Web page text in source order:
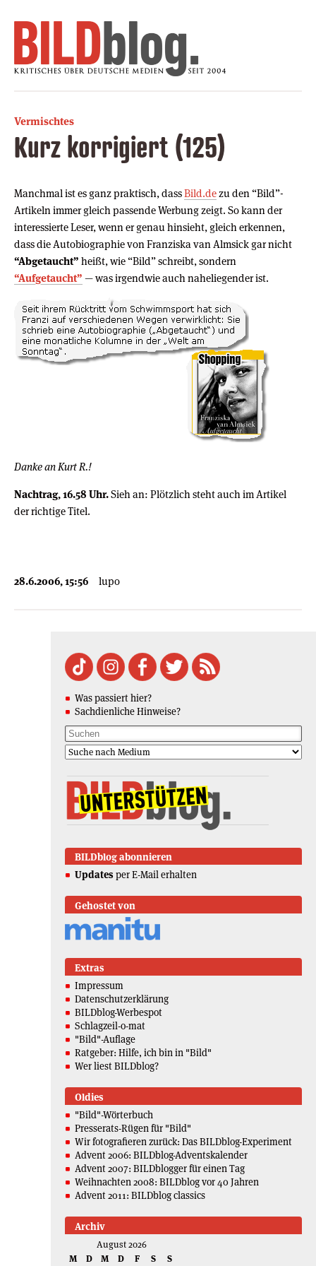
Vermischtes
Kurz korrigiert (125)
Manchmal ist es ganz praktisch, dassBild.de zu den “Bild”-
Artikeln immer gleich passende Werbung zeigt. So kann der
interessierte Leser, wenn er genau hinsieht, gleich erkennen,
dass die Autobiographie von Franziska van Almsick gar nicht
“Abgetaucht” heißt, wie “Bild” schreibt, sondern
“Aufgetaucht” — was irgendwie auch naheliegender ist.
Danke an Kurt R.!
Nachtrag, 16.58 Uhr.Sieh an: Plötzlich steht auch im Artikel
der richtige Titel.
28.6.2006, 15:56 lupo
Was passiert hier?
Sachdienliche Hinweise?
BILDblog abonnieren
Updates per E-Mail erhalten
Gehostet von
Extras
Impressum
Datenschutzerklärung
BILDblog-Werbespot
Schlagzeil-o-mat
"Bild"-Auflage
Ratgeber: Hilfe, ich bin in "Bild"
Wer liest BILDblog?
Oldies
"Bild"-Wörterbuch
Presserats-Rügen für "Bild"
Wir fotografieren zurück: Das BILDblog-Experiment
Advent 2006: BILDblog-Adventskalender
Advent 2007: BILDblogger für einen Tag
Weihnachten 2008: BILDblog vor 40 Jahren
Advent 2011: BILDblog classics
Archiv
August 2026
M
D M D F S S